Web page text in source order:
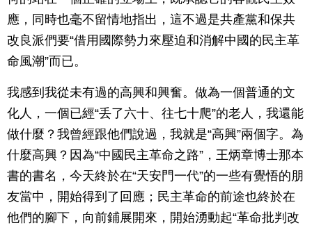
應，同時也毫不留情地指出，這不過是共產黨和保共
改良派們要“借用國際勢力來壓迫和消解中國的民主革
命風潮”而已。
我感到我從未有過的高興和興奮。做為一個普通的文
化人，一個已經“丢了六十、往七十爬”的老人，我還能
做什麼？我曾經跟他們說過，我就是“高興”兩個字。為
什麼高興？因為“中國民主革命之路”，王炳章博士那本
書的書名，今天終於在“天安門一代”的一些有覺悟的朋
友當中，開始得到了回應；民主革命的前途也終於在
他們的腳下，向前鋪展開來，開始湧動起“革命批判改